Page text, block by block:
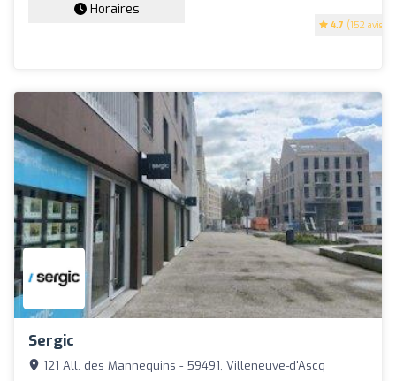
4.7 (152 avis)
Horaires
Sergic
121 All. des Mannequins - 59491, Villeneuve-d'Ascq